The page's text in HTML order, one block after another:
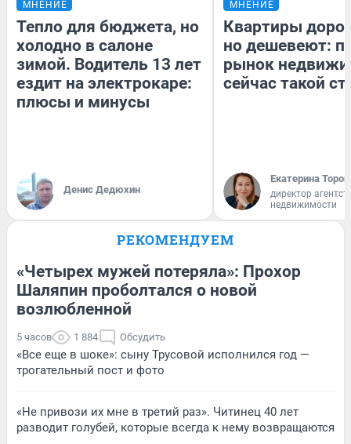
МНЕНИЕ
Тепло для бюджета, но
холодно в салоне
зимой. Водитель 13 лет
ездит на электрокаре:
плюсы и минусы
Денис Дедюхин
МНЕНИЕ
Квартиры
но дешевеют:
рынок
сейчас такой
Екатерина
директор
недвижимости
РЕКОМЕНДУЕМ
«Четырех мужей потеряла»: Прохор
Шаляпин проболтался о новой
возлюбленной
5 часов 1 884 Обсудить
«Все еще в шоке»: сыну Трусовой исполнился год —
трогательный пост и фото
«Не привози их мне в третий раз». Читинец 40 лет
разводит голубей, которые всегда к нему возвращаются